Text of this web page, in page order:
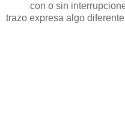
con o sin
trazo expresa algo